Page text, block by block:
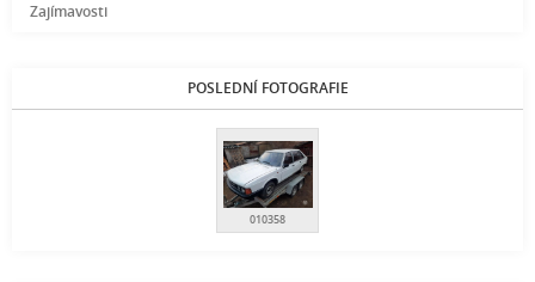
Zajímavosti
POSLEDNÍ FOTOGRAFIE
010358